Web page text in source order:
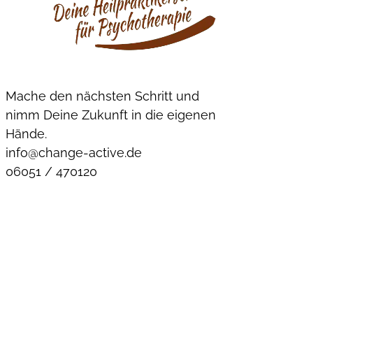
Mache den nächsten Schritt und
nimm Deine Zukunft in die eigenen
Hände.
info@change-active.de
06051 / 470120